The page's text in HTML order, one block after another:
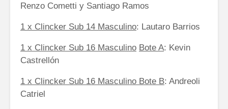
Renzo Cometti y Santiago Ramos
1 x Clincker Sub 14 Masculino: Lautaro Barrios
1 x Clincker Sub 16 Masculino Bote A: Kevin
Castrellón
1 x Clincker Sub 16 Masculino Bote B: Andreoli
Catriel